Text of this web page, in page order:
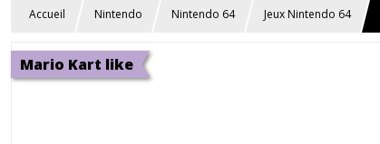
Accueil Nintendo Nintendo 64 Jeux Nintendo 64
Mario Kart like